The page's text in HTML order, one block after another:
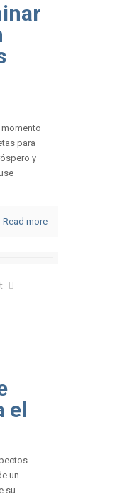
momento
para
y
Read more
el
un
su